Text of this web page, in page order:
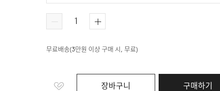
블루 블랙 다크 그레이
무료배송(3만원 이상 구매 시, 무료)
장바구니 구매하기